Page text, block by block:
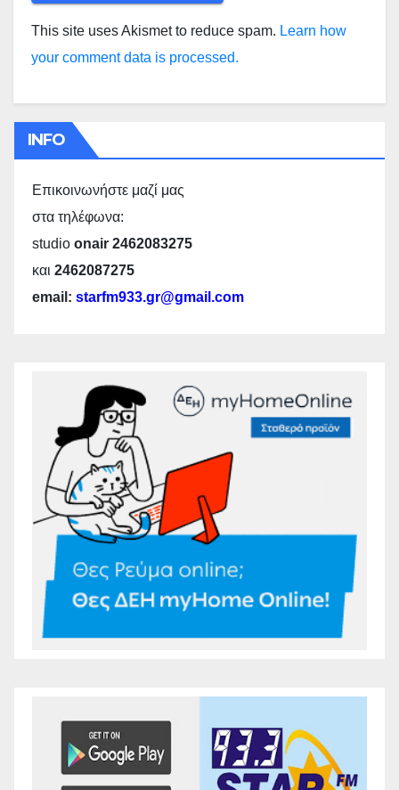
This site uses Akismet to reduce spam. Learn how
your comment data is processed.
INFO
Επικοινωνήστε μαζί μας
στα τηλέφωνα:
studio onair 2462083275
και 2462087275
email: starfm933.gr@gmail.com